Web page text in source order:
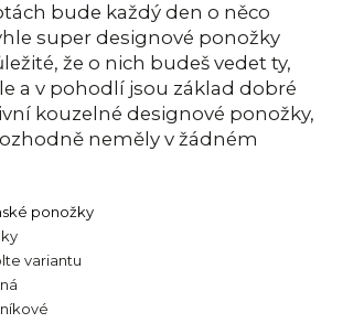
bude každý den o něco
super designové ponožky
že o nich budeš vedet ty,
a v pohodlí jsou základ dobré
kouzelné designové ponožky,
neměly v žádném
ponožky
variantu